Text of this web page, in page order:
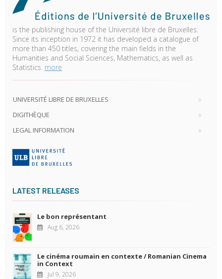
is the publishing house of the Université libre de Bruxelles.
Since its inception in 1972 it has developed a catalogue of
more than 450 titles, covering the main fields in the
Humanities and Social Sciences, Mathematics, as well as
Statistics. more
UNIVERSITÉ LIBRE DE BRUXELLES
DIGITHÈQUE
LEGAL INFORMATION
LATEST RELEASES
Le bon représentant
Aug 6, 2026
Le cinéma roumain en contexte / Romanian Cinema
in Context
Jul 9, 2026